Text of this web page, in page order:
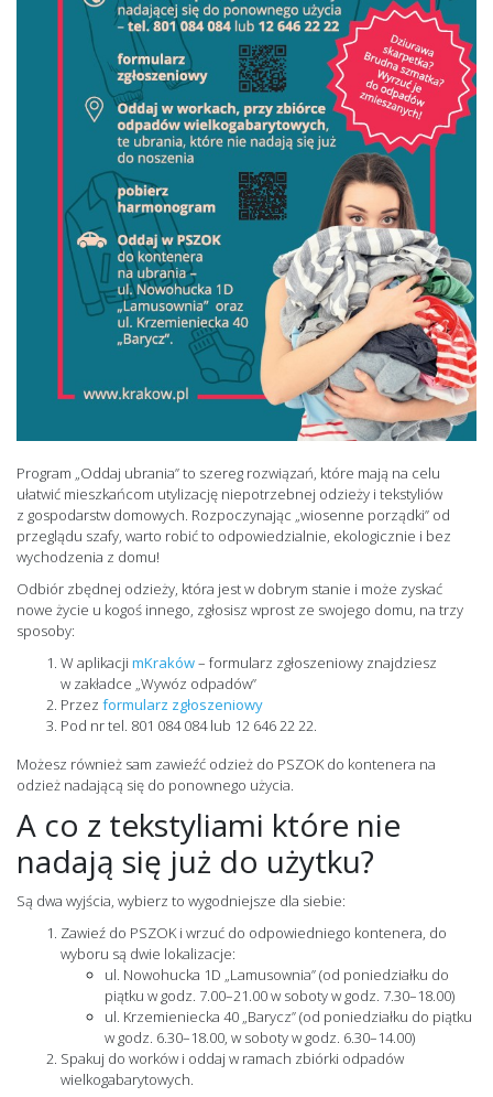
Program „Oddaj ubrania” to szereg rozwiązań, które mają na celu
ułatwić mieszkańcom utylizację niepotrzebnej odzieży i tekstyliów
z gospodarstw domowych. Rozpoczynając „wiosenne porządki” od
przeglądu szafy, warto robić to odpowiedzialnie, ekologicznie i bez
wychodzenia z domu!
Odbiór zbędnej odzieży, która jest w dobrym stanie i może zyskać
nowe życie u kogoś innego, zgłosisz wprost ze swojego domu, na trzy
sposoby:
W aplikacji mKraków– formularz zgłoszeniowy znajdziesz
w zakładce „Wywóz odpadów”
Przez formularz zgłoszeniowy
Pod nr tel. 801 084 084 lub 12 646 22 22.
Możesz również sam zawieźć odzież do PSZOK do kontenera na
odzież nadającą się do ponownego użycia.
A co z tekstyliami które nie
nadają się już do użytku?
Są dwa wyjścia, wybierz to wygodniejsze dla siebie:
Zawieź do PSZOK i wrzuć do odpowiedniego kontenera, do
wyboru są dwie lokalizacje:
ul. Nowohucka 1D „Lamusownia” (od poniedziałku do
piątku w godz. 7.00–21.00 w soboty w godz. 7.30–18.00)
ul. Krzemieniecka 40 „Barycz” (od poniedziałku do piątku
w godz. 6.30–18.00, w soboty w godz. 6.30–14.00)
Spakuj do worków i oddaj w ramach zbiórki odpadów
wielkogabarytowych.